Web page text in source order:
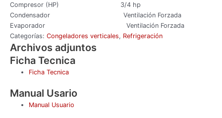
Compresor (HP) 3/4 hp
Condensador Ventilación Forzada
Evaporador Ventilación Forzada
Categorías: Congeladores verticales, Refrigeración
Archivos adjuntos
Ficha Tecnica
Ficha Tecnica
Manual Usario
Manual Usuario